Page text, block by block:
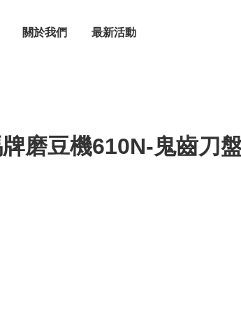
關於我們 最新活動
磨豆機610N-鬼齒刀